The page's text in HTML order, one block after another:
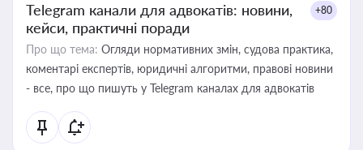
Telegram канали для адвокатів: новини,
кейси, практичні поради
+80
Про що тема: Огляди нормативних змін, судова практика,
коментарі експертів, юридичні алгоритми, правові новини
- все, про що пишуть у Telegram каналах для адвокатів